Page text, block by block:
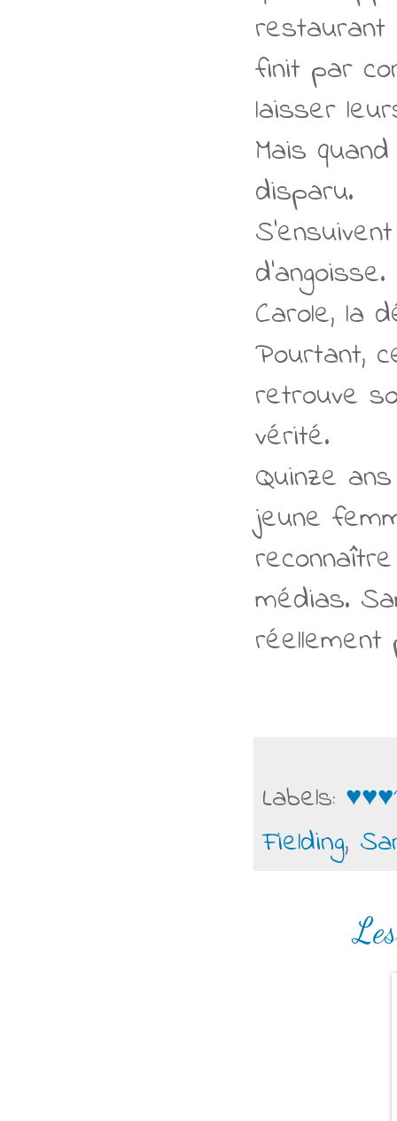
restaurant
finit par
laisser
Mais
disparu.
Carole, la
Pourtant,
retrouve
vérité.
Quinze
jeune
médias.
Labels:
Fielding,